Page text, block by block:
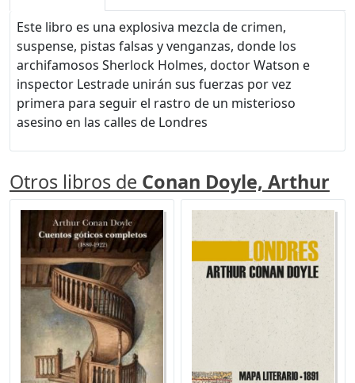
Este libro es una explosiva mezcla de crimen,
suspense, pistas falsas y venganzas, donde los
archifamosos Sherlock Holmes, doctor Watson e
inspector Lestrade unirán sus fuerzas por vez
primera para seguir el rastro de un misterioso
asesino en las calles de Londres
Otros libros de Conan Doyle, Arthur